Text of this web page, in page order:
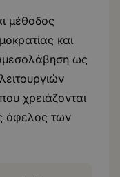
μέθοδος
και
ως
χρειάζονται
όφελος των